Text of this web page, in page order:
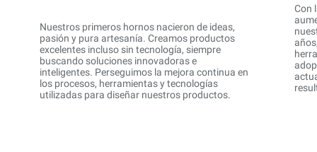
Nuestros primeros hornos nacieron de ideas,
pasión y pura artesanía. Creamos productos
excelentes incluso sin tecnología, siempre
buscando soluciones innovadoras e
inteligentes. Perseguimos la mejora continua en
los procesos, herramientas y tecnologías
utilizadas para diseñar nuestros productos.
Con